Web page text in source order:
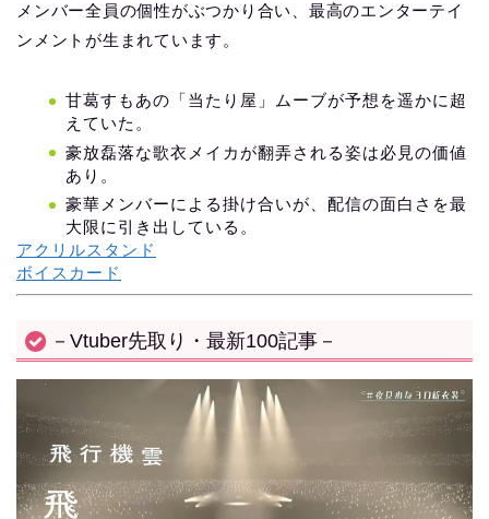
メンバー全員の個性がぶつかり合い、最高のエンターテイ
ンメントが生まれています。
甘葛すもあの「当たり屋」ムーブが予想を遥かに超
えていた。
豪放磊落な歌衣メイカが翻弄される姿は必見の価値
あり。
豪華メンバーによる掛け合いが、配信の面白さを最
大限に引き出している。
アクリルスタンド
ボイスカード
－Vtuber先取り・最新100記事－